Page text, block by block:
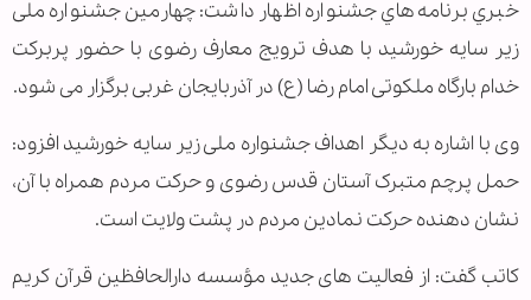
خبري برنامه‌هاي جشنواره اظهار داشت: چهارمین جشنواره ملی
زیر سایه خورشید با هدف ترویج معارف رضوی با حضور پربرکت
خدام بارگاه ملکوتی امام رضا (ع) در آذربایجان غربی برگزار می شود.
وی با اشاره به دیگر اهداف جشنواره ملی زیر سایه خورشید افزود:
حمل پرچم متبرک آستان قدس رضوی و حرکت مردم همراه با آن،
نشان دهنده حرکت نمادین مردم در پشت ولایت است.
کاتب گفت: از فعالیت های جدید مؤسسه دارالحافظین قرآن کریم